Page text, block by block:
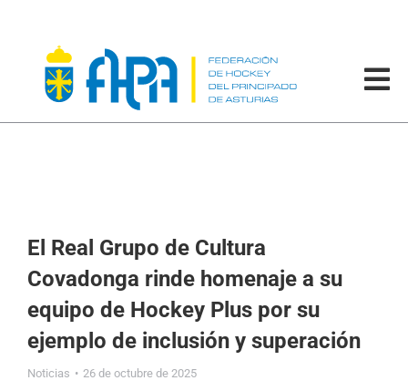
El Real Grupo de Cultura
Covadonga rinde homenaje a su
equipo de Hockey Plus por su
ejemplo de inclusión y superación
Noticias 26 de octubre de 2025